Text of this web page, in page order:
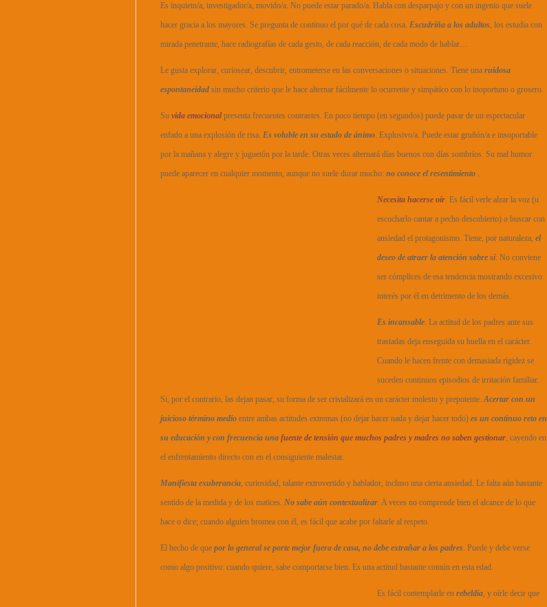
Es inquieto/a, investigador/a, movido/a. No puede estar parado/a. Habla con desparpajo y con un ingenio que suele
hacer gracia a los mayores. Se pregunta de continuo el por qué de cada cosa. Escudriña a los adultos, los estudia con
mirada penetrante, hace radiografías de cada gesto, de cada reacción, de cada modo de hablar…
Le gusta explorar, curiosear, descubrir, entrometerse en las conversaciones o situaciones. Tiene una ruidosa
espontaneidad sin mucho criterio que le hace alternar fácilmente lo ocurrente y simpático con lo inoportuno o grosero.
Su vida emocionalpresenta frecuentes contrastes. En poco tiempo (en segundos) puede pasar de un espectacular
enfado a una explosión de risa. Es voluble en su estado de ánimo. Explosivo/a. Puede estar gruñón/a e insoportable
por la mañana y alegre y juguetón por la tarde. Otras veces alternará días buenos con días sombríos. Su mal humor
puede aparecer en cualquier momento, aunque no suele durar mucho: no conoce el resentimiento .
Necesita hacerse oír. Es fácil verle alzar la voz (u
escucharlo cantar a pecho descubierto) o buscar con
ansiedad el protagonismo. Tiene, por naturaleza, el
deseo de atraer la atención sobre sí. No conviene
ser cómplices de esa tendencia mostrando excesivo
interés por él en detrimento de los demás.
Es incansable. La actitud de los padres ante sus
trastadas deja enseguida su huella en el carácter.
Cuando le hacen frente con demasiada rigidez se
suceden continuos episodios de irritación familiar.
Si, por el contrario, las dejan pasar, su forma de ser cristalizará en un carácter molesto y prepotente.Acertar con un
juicioso término medio entre ambas actitudes extremas (no dejar hacer nada y dejar hacer todo) es un continuo reto en
su educación y con frecuencia una fuente de tensión que muchos padres y madres no saben gestionar, cayendo en
el enfrentamiento directo con en el consiguiente malestar.
Manifiesta exuberancia, curiosidad, talante extrovertido y hablador, incluso una cierta ansiedad. Le falta aún bastante
sentido de la medida y de los matices. No sabe aún contextualizar. A veces no comprende bien el alcance de lo que
hace o dice; cuando alguien bromea con él, es fácil que acabe por faltarle al respeto.
El hecho de que por lo general se porte mejor fuera de casa, no debe extrañar a los padres. Puede y debe verse
como algo positivo: cuando quiere, sabe comportarse bien. Es una actitud bastante común en esta edad.
Es fácil contemplarle en rebeldía, y oírle decir que